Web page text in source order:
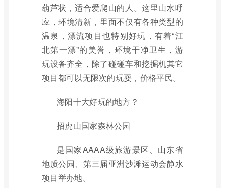
葫芦状，适合爱爬山的人。这里山水呼
应，环境清新，里面不仅有各种类型的
温泉，漂流项目也特别好玩，有着“江
北第一漂”的美誉，环境干净卫生，游
玩设备齐全，除了碰碰车和挖掘机其它
项目都可以无限次的玩耍，价格平民。
海阳十大好玩的地方？
招虎山国家森林公园
是国家AAAA级旅游景区、山东省
地质公园、第三届亚洲沙滩运动会静水
项目举办地。